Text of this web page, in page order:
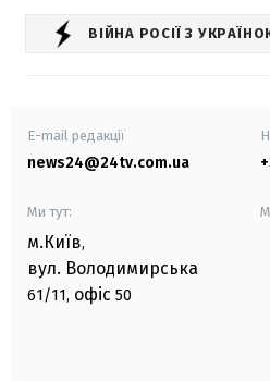
ВІЙНА РОСІЇ З
E-mail редакції
news24@24tv.com.ua
Ми тут:
м.Київ,
вул. Володимирська
61/11, офіс 50